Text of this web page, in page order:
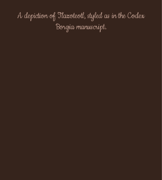
A depiction of Tlazoteotl, styled as in theCodex
Borgiamanuscript.